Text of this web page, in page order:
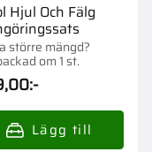
Hjul Och Fälg
större mängd?
om 1 st.
:-